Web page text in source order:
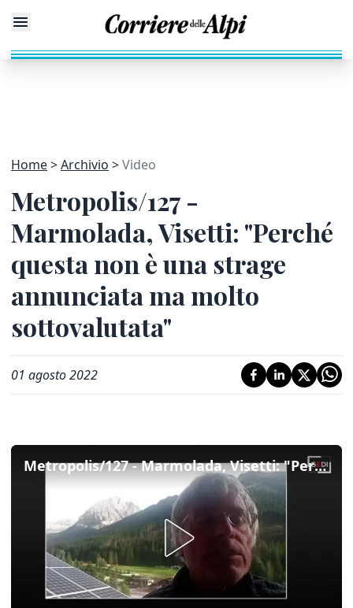
Home Archivio Video
Metropolis/127 -
Marmolada, Visetti: "Perché
questa non è una strage
annunciata ma molto
sottovalutata"
01 agosto 2022
Metropolis/127 - Marmolada, Visetti: "Perché questa non è una strage annunciata ma molto sottovalutata"